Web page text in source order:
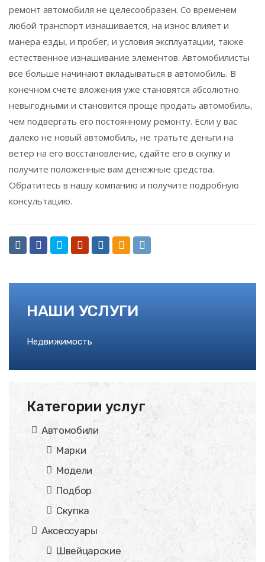
ремонт автомобиля не целесообразен. Со временем
любой транспорт изнашивается, на износ влияет и
манера езды, и пробег, и условия эксплуатации, также
естественное изнашивание элементов. Автомобилисты
все больше начинают вкладываться в автомобиль. В
конечном счете вложения уже становятся абсолютно
невыгодными и становится проще продать автомобиль,
чем подвергать его постоянному ремонту. Если у вас
далеко не новый автомобиль, не тратьте деньги на
ветер на его восстановление, сдайте его в скупку и
получите положенные вам денежные средства.
Обратитесь в нашу компанию и получите подробную
консультацию.
НАШИ УСЛУГИ
Недвижимость
Категории услуг
Автомобили
Марки
Модели
Подбор
Скупка
Аксессуары
Швейцарские